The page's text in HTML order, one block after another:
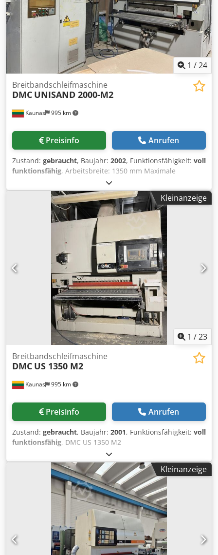
1 /24
Kaunas 995 km
Breitbandschleifmaschine
DMC UNISAND 2000-M2
Preisinfo Anrufen
Zustand: gebraucht, Baujahr: 2002, Funktionsfähigkeit: voll
funktionsfähig, Arbeitsbreite: 1350 mm Maximale
Werkstückdicke: 140 mm Typ: Unterseite Anzahl der
Einheiten: 2 Gesamt installierte Leistung: 2,2 kW
Cjdexwwhwjpfx Ai Tjha Abmessungen (L x B x H): 2700,0 ×
3200,0 × 2400,0 mm Gewicht: 3500 kg
Kleinanzeige
1 /23
Kaunas 995 km
Breitbandschleifmaschine
DMC US 1350 M2
Preisinfo Anrufen
Zustand: gebraucht, Baujahr: 2001, Funktionsfähigkeit: voll
funktionsfähig, DMC US 1350 M2
Breitbandschleifmaschine, Baujahr 2001, zu verkaufen!
Chodpfox Ezwhjx Ai Tsa
Kleinanzeige